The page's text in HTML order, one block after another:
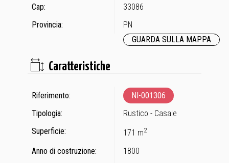
Cap:
33086
Provincia:
PN
GUARDA SULLA MAPPA
Caratteristiche
Riferimento:
NI-001306
Tipologia:
Rustico - Casale
Superficie:
171 m2
Anno di costruzione:
1800